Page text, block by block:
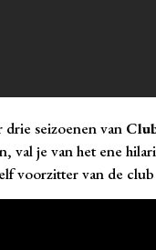
seizoenen van
val je van het ene
voorzitter van de